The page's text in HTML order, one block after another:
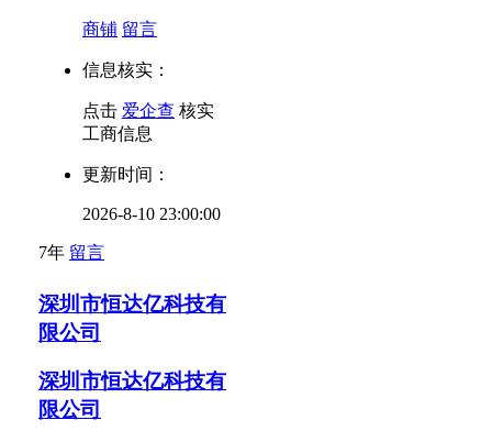
商铺 留言
信息核实：
点击 爱企查 核实
工商信息
更新时间：
2026-8-10 23:00:00
7年 留言
深圳市恒达亿科技有
限公司
深圳市恒达亿科技有
限公司